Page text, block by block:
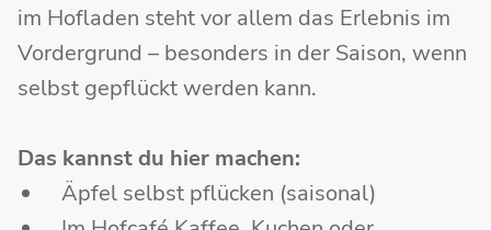
im Hofladen steht vor allem das Erlebnis im
Vordergrund – besonders in der Saison, wenn
selbst gepflückt werden kann.
Das kannst du hier machen:
Äpfel selbst pflücken (saisonal)